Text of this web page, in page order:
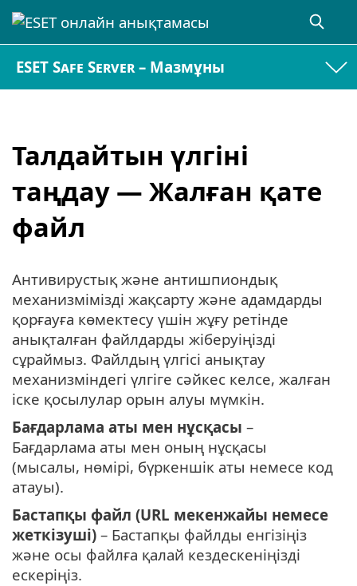
ESET Safe Server – Мазмұны
Талдайтын үлгіні
таңдау — Жалған қате
файл
Антивирустық және антишпиондық
механизмімізді жақсарту және адамдарды
қорғауға көмектесу үшін жұғу ретінде
анықталған файлдарды жіберуіңізді
сұраймыз. Файлдың үлгісі анықтау
механизміндегі үлгіге сәйкес келсе, жалған
іске қосылулар орын алуы мүмкін.
Бағдарлама аты мен нұсқасы –
Бағдарлама аты мен оның нұсқасы
(мысалы, нөмірі, бүркеншік аты немесе код
атауы).
Бастапқы файл (URL мекенжайы немесе
жеткізуші) – Бастапқы файлды енгізіңіз
және осы файлға қалай кездескеніңізді
ескеріңіз.